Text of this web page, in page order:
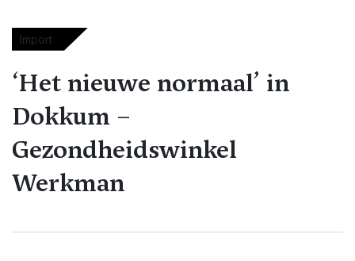
Import
‘Het nieuwe normaal’ in
Dokkum –
Gezondheidswinkel
Werkman